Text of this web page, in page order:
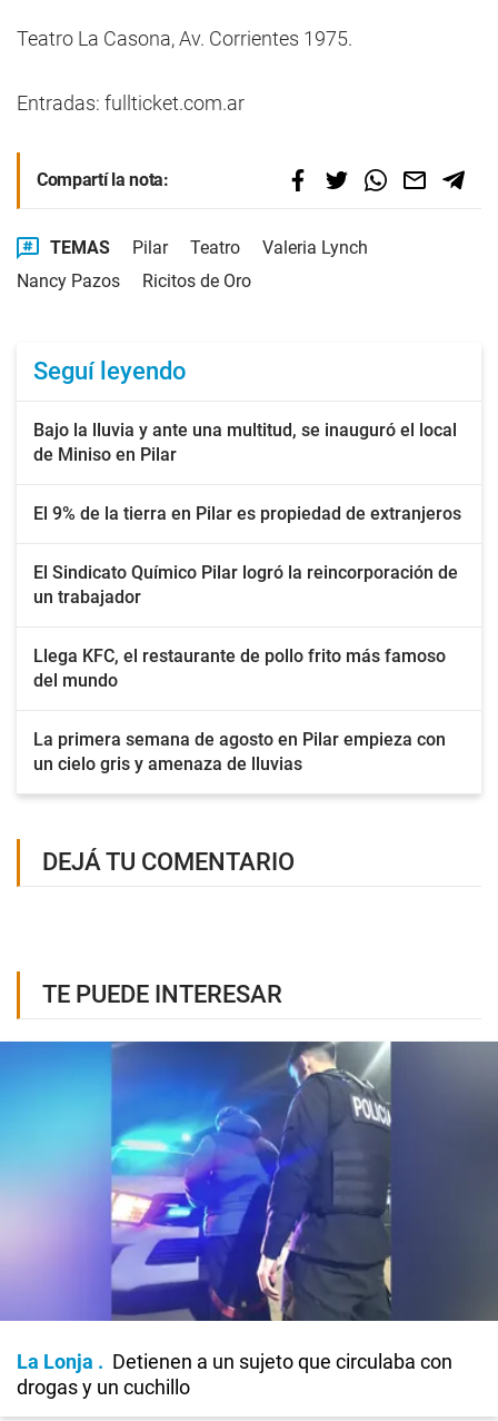
Teatro La Casona, Av. Corrientes 1975.
Entradas: fullticket.com.ar
Compartí la nota:
TEMAS Pilar Teatro
Valeria Lynch
Nancy Pazos
Ricitos de Oro
Seguí leyendo
Bajo la lluvia y ante una multitud, se inauguró el local
de Miniso en Pilar
El 9% de la tierra en Pilar es propiedad de extranjeros
El Sindicato Químico Pilar logró la reincorporación de
un trabajador
Llega KFC, el restaurante de pollo frito más famoso
del mundo
La primera semana de agosto en Pilar empieza con
un cielo gris y amenaza de lluvias
DEJÁ TU COMENTARIO
TE PUEDE INTERESAR
La Lonja
Detienen a un sujeto que circulaba con
drogas y un cuchillo